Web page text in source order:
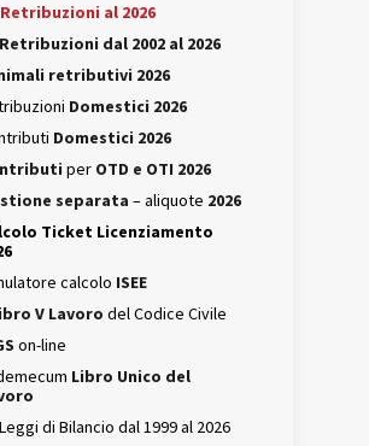
al 2026
Retribuzioni dal 2002 al 2026
retributivi 2026
Domestici 2026
Domestici 2026
per OTD e OTI 2026
separata – aliquote 2026
Ticket Licenziamento
calcolo ISEE
V Lavoro del Codice Civile
on-line
Libro Unico del
di Bilancio dal 1999 al 2026